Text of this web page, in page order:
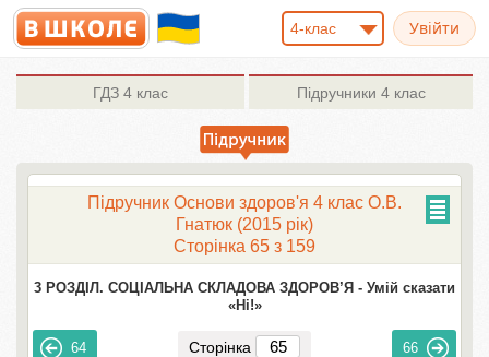
4-клас
ГДЗ 4 клас Підручники 4 клас
Підручник Основи здоров'я 4 клас О.В.
Гнaтюк (2015 рік)
Сторінка 65 з 159
3 РОЗДІЛ. СОЦІАЛЬНА СКЛАДОВА ЗДОРОВ’Я - Умій сказати
«Ні!»
64 Сторінка 66